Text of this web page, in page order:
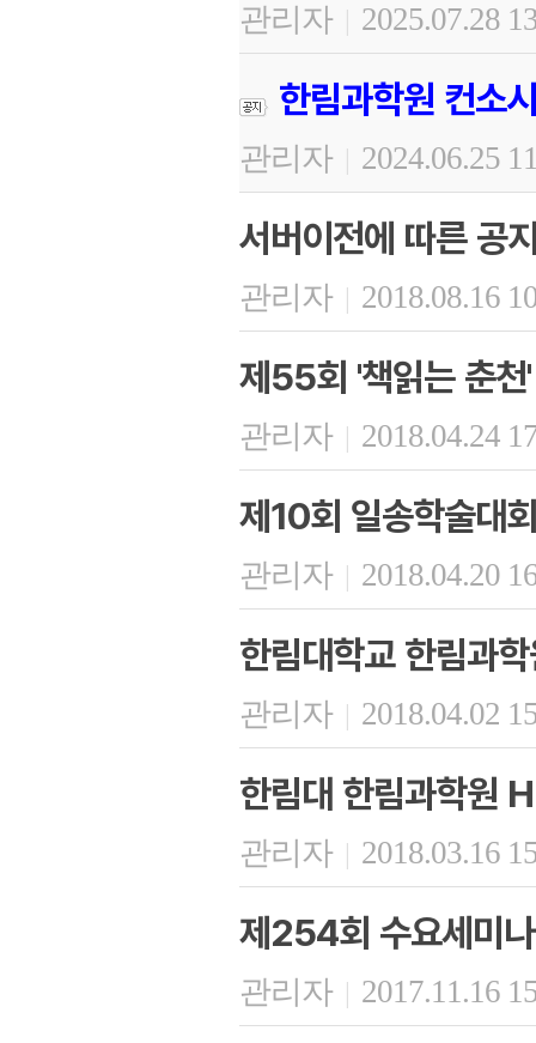
관리자 | 2025.07.28
한림과학원 컨소
관리자 | 2024.06.25
서버이전에 따른 공
관리자 | 2018.08.16
제55회 '책읽는 춘천'
관리자 | 2018.04.24
제10회 일송학술대
관리자 | 2018.04.20
한림대학교 한림과
관리자 | 2018.04.02
한림대 한림과학원
관리자 | 2018.03.16
제254회 수요세미
관리자 | 2017.11.16